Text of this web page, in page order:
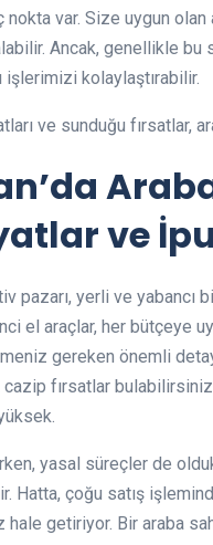
var. Size uygun olan
Ancak, genellikle bu
kolaylaştırabilir.
ve sunduğu fırsatlar,
ve
pazarı, yerli ve
el araçlar, her bütçeye
gereken önemli
fırsatlar
yasal süreçler de
Hatta, çoğu satış
hale getiriyor. Bir araba